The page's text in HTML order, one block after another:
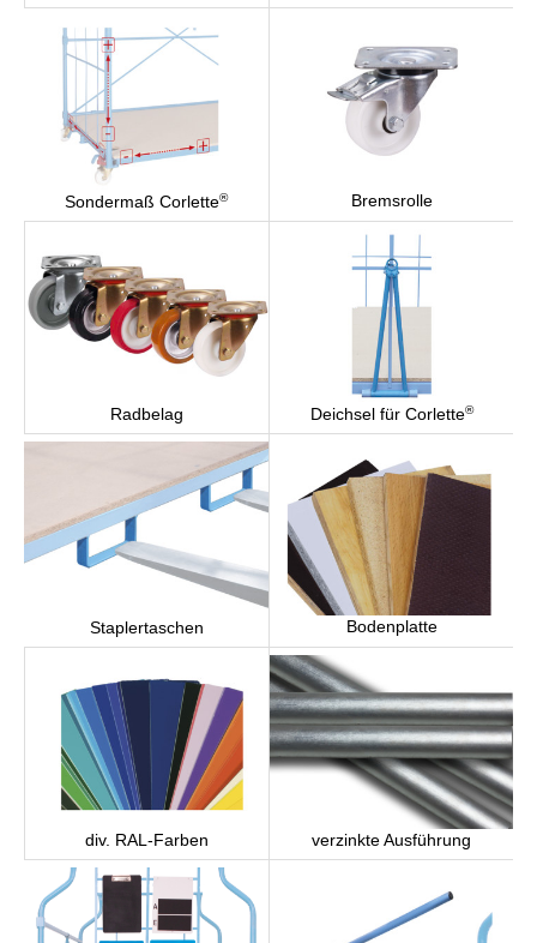
Sondermaß Corlette® Bremsrolle
Radbelag Deichsel für Corlette®
Staplertaschen Bodenplatte
div. RAL-Farben verzinkte Ausführung